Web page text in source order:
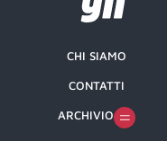
CHI SIAMO
CONTATTI
ARCHIVIO